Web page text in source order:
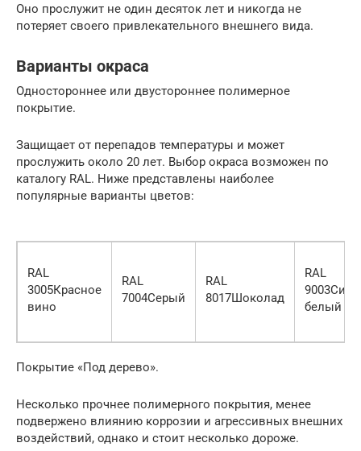
Оно прослужит не один десяток лет и никогда не
потеряет своего привлекательного внешнего вида.
Варианты окраса
Одностороннее или двустороннее полимерное
покрытие.
Защищает от перепадов температуры и может
прослужить около 20 лет. Выбор окраса возможен по
каталогу RAL. Ниже представлены наиболее
популярные варианты цветов:
RAL
3005Красное
вино
RAL
7004Серый
RAL
8017Шоколад
RAL
белый
Покрытие «Под дерево».
Несколько прочнее полимерного покрытия, менее
подвержено влиянию коррозии и агрессивных внешних
воздействий, однако и стоит несколько дороже.